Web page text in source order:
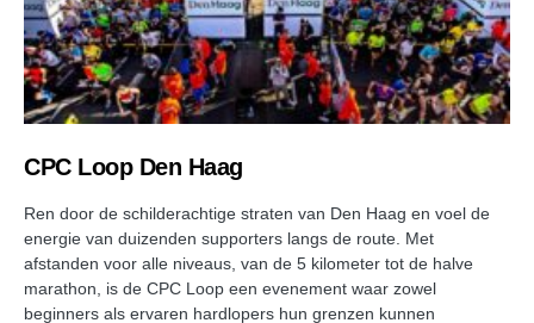
CPC Loop Den Haag
Ren door de schilderachtige straten van Den Haag en voel de
energie van duizenden supporters langs de route. Met
afstanden voor alle niveaus, van de 5 kilometer tot de halve
marathon, is de CPC Loop een evenement waar zowel
beginners als ervaren hardlopers hun grenzen kunnen